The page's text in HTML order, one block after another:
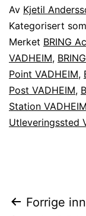
Av Kjetil
Kategorisert som
Merket BRING
VADHEIM,
Point VADHEIM,
Post VADHEIM,
Station VADHEIM
Utleveringssted
Forrige